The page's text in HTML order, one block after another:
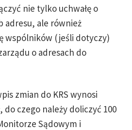
nie tylko uchwałę o
adresu, ale również
wspólników (jeśli dotyczy)
o adresach do
zmian do KRS wynosi
do czego należy doliczyć 100
Sądowym i